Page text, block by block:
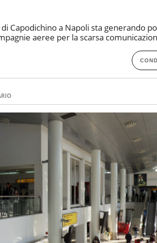
Capodichino a Napoli sta generando
aeree per la scarsa
mia missione! Specializzata in storytelling di
e coach di scrittura creativa.